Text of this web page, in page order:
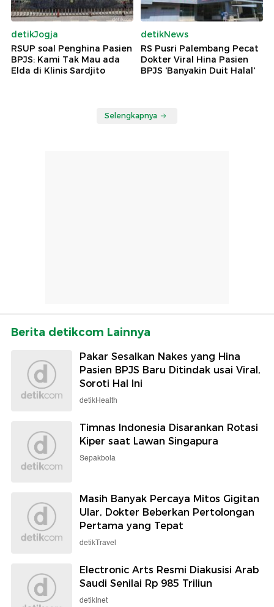
detikJogja
RSUP soal Penghina Pasien
BPJS: Kami Tak Mau ada
Elda di Klinis Sardjito
detikNews
RS Pusri Palembang Pecat
Dokter Viral Hina Pasien
BPJS 'Banyakin Duit Halal'
Selengkapnya
Berita detikcom Lainnya
Pakar Sesalkan Nakes yang Hina
Pasien BPJS Baru Ditindak usai Viral,
Soroti Hal Ini
detikHealth
Timnas Indonesia Disarankan Rotasi
Kiper saat Lawan Singapura
Sepakbola
Masih Banyak Percaya Mitos Gigitan
Ular, Dokter Beberkan Pertolongan
Pertama yang Tepat
detikTravel
Electronic Arts Resmi Diakusisi Arab
Saudi Senilai Rp 985 Triliun
detikInet